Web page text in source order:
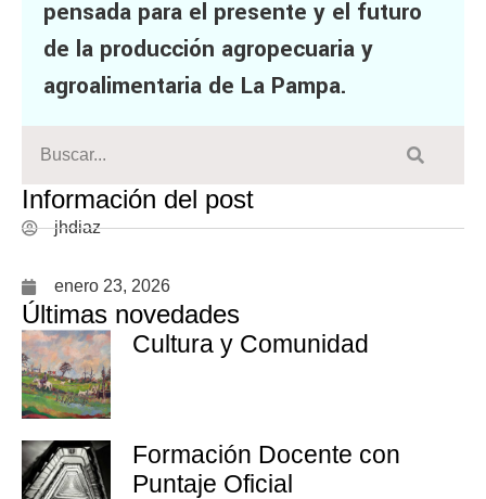
pensada para el presente y el futuro
de la producción agropecuaria y
agroalimentaria de La Pampa.
Información del post
jhdiaz
enero 23, 2026
Últimas novedades
Cultura y Comunidad
Formación Docente con
Puntaje Oficial